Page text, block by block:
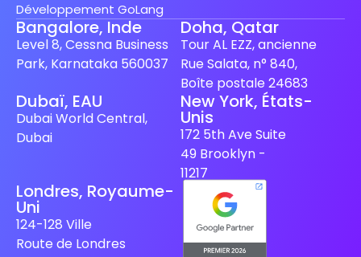
Développement GoLang
Bangalore, Inde
Level 8, Cessna Business
Park, Karnataka 560037
Doha, Qatar
Tour AL EZZ, ancienne
Rue Salata, n° 840,
Boîte postale 24683
Dubaï, EAU
Dubai World Central,
Dubai
New York, États-
Unis
172 5th Ave Suite
49 Brooklyn -
11217
Londres, Royaume-
Uni
124-128 Ville
Route de Londres
German
Japanese
Dutch
Spanish (Spain)